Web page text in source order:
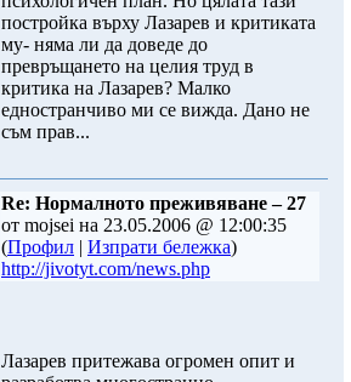
постройка върху Лазарев и критиката
му- няма ли да доведе до
превръщането на целия труд в
критика на Лазарев? Малко
едностранчиво ми се вижда. Дано не
съм прав...
Re: Нормалното преживяване – 27
от mojsei на 23.05.2006 @ 12:00:35
(Профил | Изпрати бележка)
http://jivotyt.com/news.php
Лазарев притежава огромен опит и